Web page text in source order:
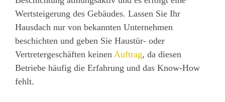
Wertsteigerung des Gebäudes. Lassen Sie Ihr
Hausdach nur von bekannten Unternehmen
beschichten und geben Sie Haustür- oder
Vertretergeschäften keinen Auftrag, da diesen
Betriebe häufig die Erfahrung und das Know-How
fehlt.